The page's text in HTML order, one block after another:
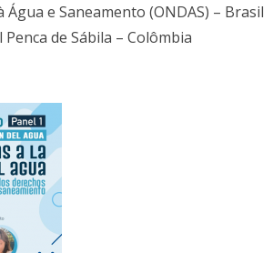
e Saneamento (ONDAS) – Brasil
de Sábila – Colômbia